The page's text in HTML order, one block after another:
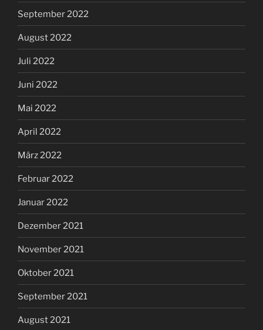
September 2022
August 2022
Juli 2022
Juni 2022
Mai 2022
April 2022
März 2022
Februar 2022
Januar 2022
Dezember 2021
November 2021
Oktober 2021
September 2021
August 2021